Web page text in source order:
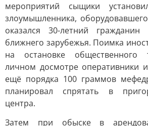
мероприятий сыщики
злоумышленника,
оказался 30-летний
ближнего зарубежья. Поимка
на остановке общественного
личном досмотре оперативники
ещё порядка 100 граммов
планировал спрятать в
центра.
Затем при обыске в